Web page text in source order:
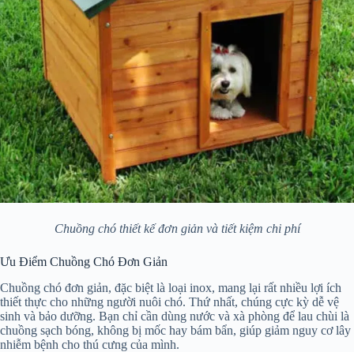
Chuồng chó thiết kế đơn giản và tiết kiệm chi phí
Ưu Điểm Chuồng Chó Đơn Giản
Chuồng chó đơn giản, đặc biệt là loại inox, mang lại rất nhiều lợi ích
thiết thực cho những người nuôi chó. Thứ nhất, chúng cực kỳ dễ vệ
sinh và bảo dưỡng. Bạn chỉ cần dùng nước và xà phòng để lau chùi là
chuồng sạch bóng, không bị mốc hay bám bẩn, giúp giảm nguy cơ lây
nhiễm bệnh cho thú cưng của mình.